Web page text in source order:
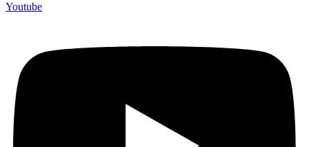
Youtube